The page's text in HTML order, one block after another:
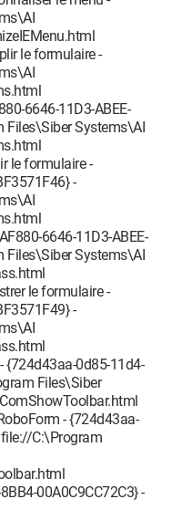
le formulaire -
6646-11D3-ABEE-
Files\Siber Systems\AI
le formulaire -
-
6646-11D3-ABEE-
Files\Siber Systems\AI
le formulaire -
-
{724d43aa-0d85-11d4-
Files\Siber
- {724d43aa-
C:\Program
00A0C9CC72C3} -